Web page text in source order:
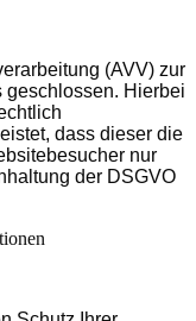
(AVV) zur
geschlossen. Hierbei
dass dieser die
nur
der DSGVO